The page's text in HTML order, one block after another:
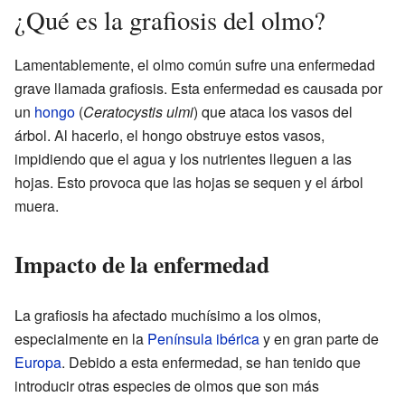
¿Qué es la grafiosis del olmo?
Lamentablemente, el olmo común sufre una enfermedad
grave llamada grafiosis. Esta enfermedad es causada por
un hongo (Ceratocystis ulmi) que ataca los vasos del
árbol. Al hacerlo, el hongo obstruye estos vasos,
impidiendo que el agua y los nutrientes lleguen a las
hojas. Esto provoca que las hojas se sequen y el árbol
muera.
Impacto de la enfermedad
La grafiosis ha afectado muchísimo a los olmos,
especialmente en la Península ibéricay en gran parte de
Europa. Debido a esta enfermedad, se han tenido que
introducir otras especies de olmos que son más